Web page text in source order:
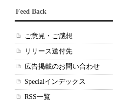
Feed Back
ご意見・ご感想
リリース送付先
広告掲載のお問い合わせ
Specialインデックス
RSS一覧